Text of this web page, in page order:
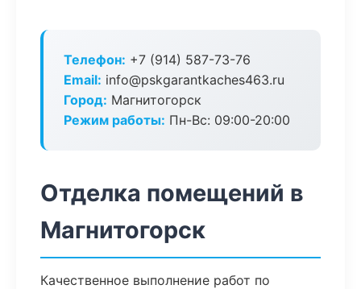
Телефон: +7 (914) 587-73-76
Email: info@pskgarantkaches463.ru
Город: Магнитогорск
Режим работы: Пн-Вс: 09:00-20:00
Отделка помещений в
Магнитогорск
Качественное выполнение работ по